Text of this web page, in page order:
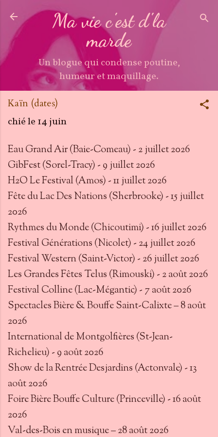
Accéder au contenu principal
Ma vie c'est d'la
marde
Un blogue qui condense poutine,
humeur et maquillage.
Kaïn (dates)
chié le 14 juin
Eau Grand Air (Baie-Comeau) - 2 juillet 2026
GibFest (Sorel-Tracy) - 9 juillet 2026
H2O Le Festival (Amos) - 11 juillet 2026
Fête du Lac Des Nations (Sherbrooke) - 15 juillet
2026
Rythmes du Monde (Chicoutimi) - 16 juillet 2026
Festival Générations (Nicolet) - 24 juillet 2026
Festival Western (Saint-Victor) - 26 juillet 2026
Les Grandes Fêtes Telus (Rimouski) - 2 août 2026
Festival Colline (Lac-Mégantic) - 7 août 2026
Spectacles Bière & Bouffe Saint-Calixte – 8 août
2026
International de Montgolfières (St-Jean-
Richelieu) - 9 août 2026
Show de la Rentrée Desjardins (Actonvale) - 13
août 2026
Foire Bière Bouffe Culture (Princeville) - 16 août
2026
Val-des-Bois en musique – 28 août 2026